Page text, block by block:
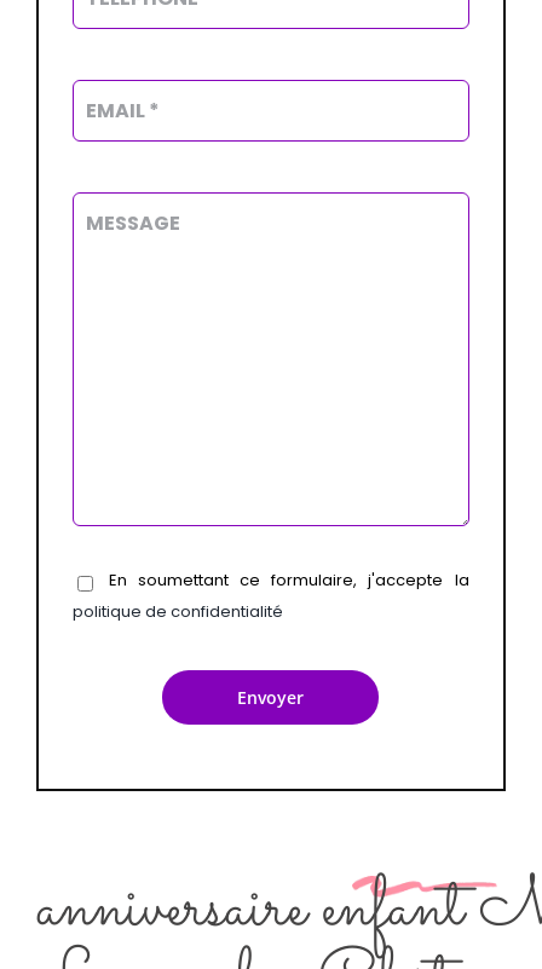
En soumettant ce formulaire, j'accepte la
politique de confidentialité
anniversaire enfant